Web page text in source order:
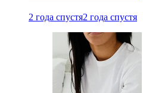
2 года спустя2 года спустя